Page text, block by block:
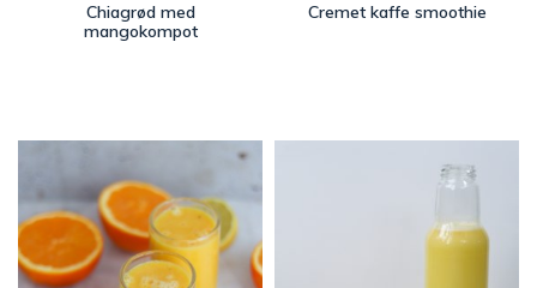
Chiagrød med
mangokompot
Cremet kaffe smoothie